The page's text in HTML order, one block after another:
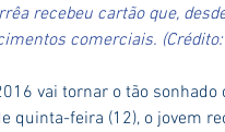
recebeu cartão que,
comerciais.
vai tornar o tão
quinta-feira (12), o jovem